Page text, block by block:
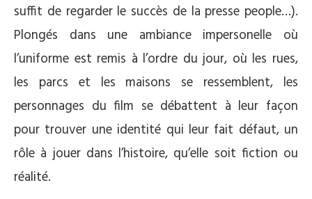
suffit de regarder le succès de la presse people…).
Plongés dans une ambiance impersonelle où
l’uniforme est remis à l’ordre du jour, où les rues,
les parcs et les maisons se ressemblent, les
personnages du film se débattent à leur façon
pour trouver une identité qui leur fait défaut, un
rôle à jouer dans l’histoire, qu’elle soit fiction ou
réalité.